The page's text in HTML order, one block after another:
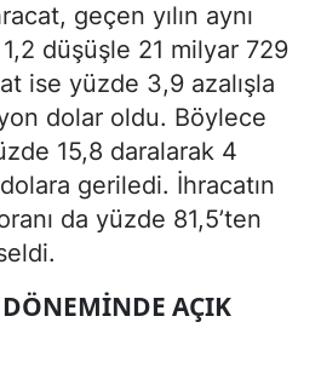
geçen yılın aynı
düşüşle 21 milyar 729
ise yüzde 3,9 azalışla
dolar oldu. Böylece
15,8 daralarak 4
geriledi. İhracatın
da yüzde 81,5’ten
DÖNEMINDE AÇIK